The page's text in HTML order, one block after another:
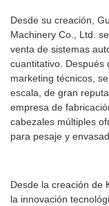
Desde su creación,
Machinery Co., Ltd.
venta de sistemas
cuantitativo. Después
marketing técnicos,
escala, de gran
empresa de
cabezales múltiples
para pesaje y
Desde la creación de
la innovación